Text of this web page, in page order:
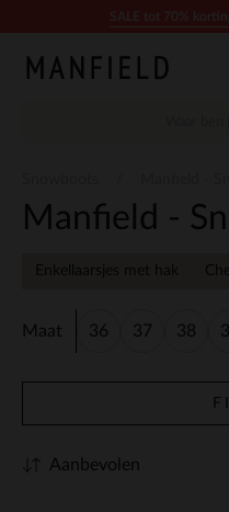
Manfield -
Enkellaarsjes met hak
Maat 36 37 38
Aanbevolen